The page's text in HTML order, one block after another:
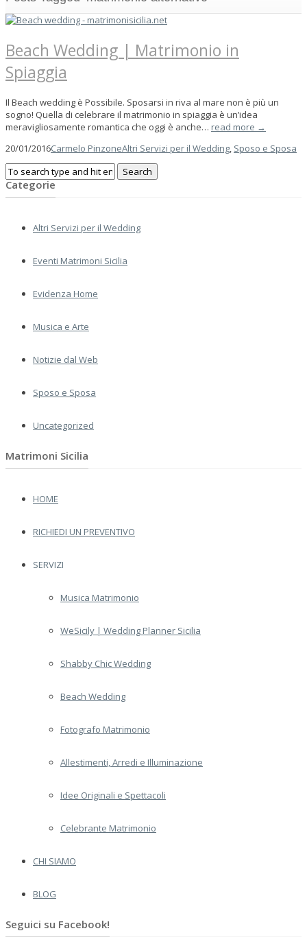
Beach Wedding | Matrimonio in
Spiaggia
Il Beach wedding è Possibile. Sposarsi in riva al mare non è più un
sogno! Quella di celebrare il matrimonio in spiaggia è un’idea
meravigliosamente romantica che oggi è anche… read more →
20/01/2016Carmelo PinzoneAltri Servizi per il Wedding, Sposo e Sposa
Categorie
Altri Servizi per il Wedding
Eventi Matrimoni Sicilia
Evidenza Home
Musica e Arte
Notizie dal Web
Sposo e Sposa
Uncategorized
Matrimoni Sicilia
HOME
RICHIEDI UN PREVENTIVO
SERVIZI
Musica Matrimonio
WeSicily | Wedding Planner Sicilia
Shabby Chic Wedding
Beach Wedding
Fotografo Matrimonio
Allestimenti, Arredi e Illuminazione
Idee Originali e Spettacoli
Celebrante Matrimonio
CHI SIAMO
BLOG
Seguici su Facebook!